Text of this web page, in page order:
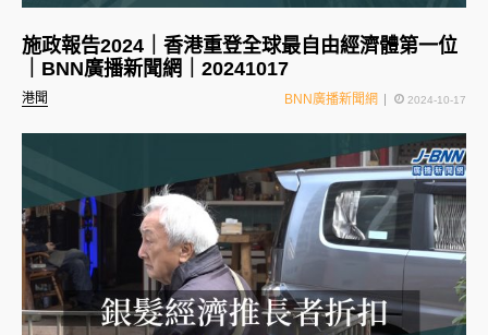
港聞
施政報告2024｜香港重登全球最自由經濟體第一位
｜BNN廣播新聞網｜20241017
BNN廣播新聞網 2024-10-17